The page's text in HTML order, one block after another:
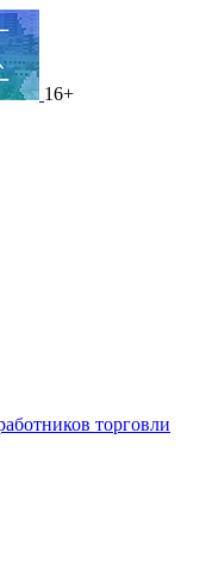
16+
торговли